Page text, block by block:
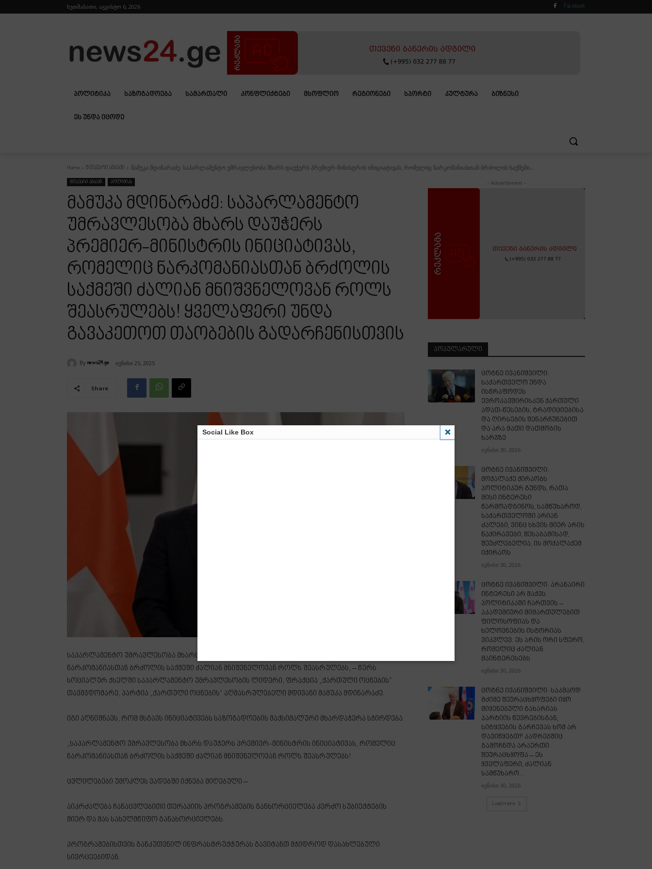
ხუთშაბათი, აგვისტო 6, 2026 Facebook
ᲞᲝᲚᲘᲢᲘᲙᲐ ᲡᲐᲖᲝᲒᲐᲓᲝᲔᲑᲐ ᲡᲐᲛᲐᲠᲗᲐᲚᲘ ᲙᲝᲜᲤᲚᲘᲥᲢᲔᲑᲘ ᲛᲡᲝᲤᲚᲘᲝ ᲠᲔᲒᲘᲝᲜᲔᲑᲘ ᲡᲞᲝᲠᲢᲘ ᲙᲣᲚᲢᲣᲠᲐ ᲑᲘᲖᲜᲔᲡᲘ
ᲔᲡ ᲣᲜᲓᲐ ᲘᲪᲝᲓᲔ
Home მთავარი ამბავი მამუკა მდინარაძე: საპარლამენტო უმრავლესობა მხარს დაუჭერს პრემიერ-მინისტრის ინიციატივას, რომელიც ნარკომანიასთან ბრძოლის საქმეში...
მთავარი ამბავი პოლიტიკა
მამუკა მდინარაძე: საპარლამენტო
უმრავლესობა მხარს დაუჭერს
პრემიერ-მინისტრის ინიციატივას,
რომელიც ნარკომანიასთან ბრძოლის
საქმეში ძალიან მნიშვნელოვან როლს
შეასრულებს! ყველაფერი უნდა
გავაკეთოთ თაობების გადარჩენისთვის
By news24.ge ივნისი 25, 2025
Share
საპარლამენტო უმრავლესობა მხარს დაუჭერს პრემიერ-მინისტრის ინიციატივას, რომელიც
ნარკომანიასთან ბრძოლის საქმეში ძალიან მნიშვნელოვან როლს შეასრულებს, – წერს
სოციალურ ქსელში საპარლამენტო უმრავლესობის ლიდერი, ფრაქცია „ქართული ოცნების“
თავმჯდომარე, პარტია „ქართული ოცნების“ აღმასრულებელი მდივანი მამუკა მდინარაძე.
იგი აღნიშნავს, რომ მსგავს ინიციატივებს საზოგადოების მაქსიმალური მხარდაჭერა სჭირდება.
„საპარლამენტო უმრავლესობა მხარს დაუჭერს პრემიერ-მინისტრის ინიციატივას, რომელიც
ნარკომანიასთან ბრძოლის საქმეში ძალიან მნიშვნელოვან როლს შეასრულებს!
ცვლილებები უმოკლეს ვადებში იქნება მიღებული –
აიკრძალება ჩანაცვლებითი თერაპიის პროგრამების განხორციელება კერძო სუბიექტების
მიერ და მას სახელმწიფო განახორციელებს.
პროგრამებისთვის განკუთვნილ ინფრასტრუქტურას გავიტანთ მჭიდროდ დასახლებული
სივრცეებიდან.
- Advertisment -
ᲞᲝᲞᲣᲚᲐᲠᲣᲚᲘ
ცოტნე ივანიშვილი:
საქართველო უნდა
ისწრაფოდეს
ევროკავშირისკენ ქართული
ადათ-წესების, ტრადიციებისა
და ღირსების შენარჩუნებით
და არა მათი დათმობის
ხარჯზე
ივნისი 30, 2026
ცოტნე ივანიშვილი:
მოქალაქე ქირაობს
პოლიტიკურ გუნდს, რათა
მისი ინტერესი
წარმოადგინოს, სამწუხაროდ,
საქართველოში არიან
ძალები, ვინც სხვის მიერ არის
ნაქირავები, შესაბამისად,
შეუძლებელია, ის მოქალაქემ
იქირაოს
ივნისი 30, 2026
ცოტნე ივანიშვილი: არანაირი
ინტერესი არ მაქვს
პოლიტიკაში ჩართვის –
აკადემიური მიმართულებით
ფილოსოფიას და
ხელოვნების ისტორიას
ვიკვლევ. ეს არის ორი სფერო,
რომელიც ძალიან
მაინტერესებს
ივნისი 30, 2026
ცოტნე ივანიშვილი: საკმაოდ
მძიმე შეურაცხყოფები იყო
მიყენებული გახარიას
პარტიის წევრებისგან,
სიტყვების გარჩევას ხომ არ
დავიწყებთ?! კადრებშიც
გამოჩნდა არაერთი
შეურაცხყოფა – ეს
ყველაფერი, ძალიან
სამწუხარო...
ივნისი 30, 2026
Load more
Social Like Box